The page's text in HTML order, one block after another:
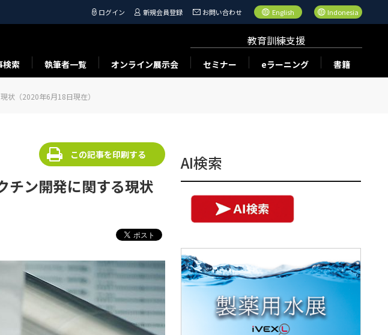
ログイン 新規会員登録 お問い合わせ English Indonesia
検索 執筆者一覧 オンライン展示会
教育訓練支援
セミナー eラーニング 書籍
状（2020年6月18日現在）
チン開発に関する現状
この記事を印刷する AI検索